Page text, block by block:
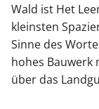
Wald ist Het
kleinsten
Sinne des
hohes Bauwerk
über das